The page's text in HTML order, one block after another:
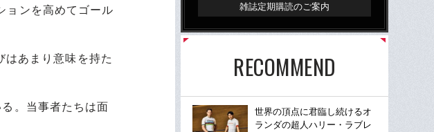
ョンを高めてゴール
あまり意味を持た
。当事者たちは面
雑誌定期購読のご案内
RECOMMEND
世界の頂点に君臨し続けるオ
ランダの超人ハリー・ラブレ